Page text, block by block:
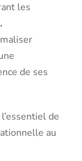
les
de ses
de
au